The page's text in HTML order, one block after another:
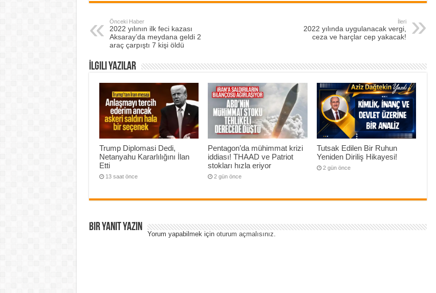
Önceki Haber
2022 yılının ilk feci kazası
Aksaray’da meydana geldi 2
araç çarpıştı 7 kişi öldü
İleri
2022 yılında uygulanacak vergi,
ceza ve harçlar cep yakacak!
İlgili Yazılar
Trump Diplomasi Dedi,
Netanyahu Kararlılığını İlan
Etti
13 saat önce
Pentagon’da mühimmat krizi
iddiası! THAAD ve Patriot
stokları hızla eriyor
2 gün önce
Tutsak Edilen Bir Ruhun
Yeniden Diriliş Hikayesi!
2 gün önce
Bir yanıt yazın
Yorum yapabilmek için oturum açmalısınız